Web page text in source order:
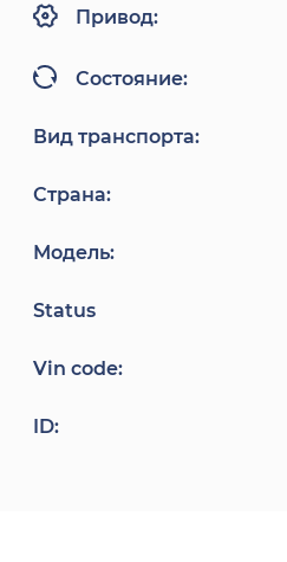
Привод:
Состояние:
Вид транспорта:
Страна:
Модель:
Status
Vin code:
ID: